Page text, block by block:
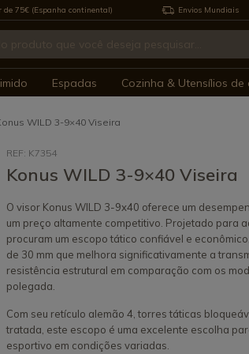
75€ (Espanha continental) Envios Mundiais
Espadas Cozinha & Utensílios de
WILD 3-9×40 Viseira
REF: K7354
Konus WILD 3-9×40 Viseira
O visor Konus WILD 3-9x40 oferece um
um preço altamente competitivo. Projetado para
procuram um escopo tático confiável e
de 30 mm que melhora significativamente a
resistência estrutural em comparação com os
polegada.
Com seu retículo alemão 4, torres táticas
tratada, este escopo é uma excelente escolha
esportivo em condições variadas.